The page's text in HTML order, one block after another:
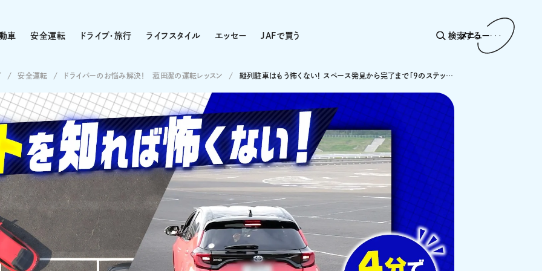
車 安全運転 ドライブ・旅行 ライフスタイル エッセー JAFで買う 検索する
メニュー
安全運転 ドライバーのお悩み解決！ 菰田潔の運転レッスン 縦列駐車はもう怖くない! スペース発見から完了まで「9のステップ」とプロが教えるリカバリー術